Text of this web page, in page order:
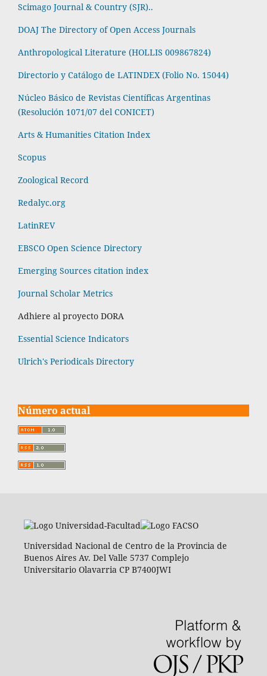
Scimago Journal & Country (SJR)..
DOAJ The Directory of Open Access Journals
Anthropological Literature (HOLLIS 009867824)
Directorio y Catálogo de LATINDEX (Folio No. 15044)
Núcleo Básico de Revistas Científicas Argentinas
(Resolución 1071/07 del CONICET)
Arts & Humanities Citation Index
Scopus
Zoological Record
Redalyc.org
LatinREV
EBSCO Open Science Directory
Emerging Sources citation index
Journal Scholar Metrics
Adhiere al proyecto DORA
Essential Science Indicators
Ulrich's Periodicals Directory
Número actual
Universidad Nacional de Centro de la Provincia de
Buenos Aires Av. Del Valle 5737 Complejo
Universitario Olavarria CP B7400JWI